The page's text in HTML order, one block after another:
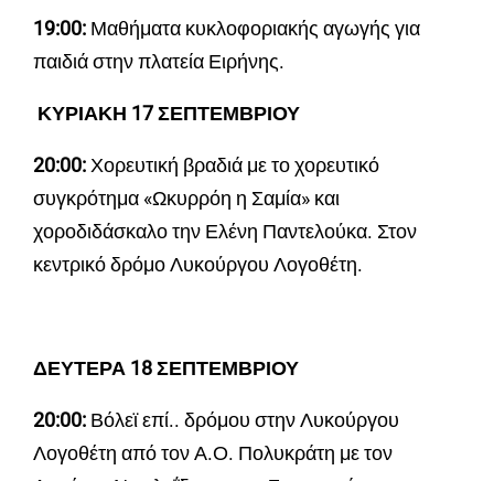
19:00: Μαθήματα κυκλοφοριακής αγωγής για
παιδιά στην πλατεία Ειρήνης.
ΚΥΡΙΑΚΗ 17 ΣΕΠΤΕΜΒΡΙΟΥ
20:00:Χορευτική βραδιά με το χορευτικό
συγκρότημα «Ωκυρρόη η Σαμία» και
χοροδιδάσκαλο την Ελένη Παντελούκα. Στον
κεντρικό δρόμο Λυκούργου Λογοθέτη.
ΔΕΥΤΕΡΑ 18 ΣΕΠΤΕΜΒΡΙΟΥ
20:00: Βόλεϊ επί.. δρόμου στην Λυκούργου
Λογοθέτη από τον Α.Ο. Πολυκράτη με τον